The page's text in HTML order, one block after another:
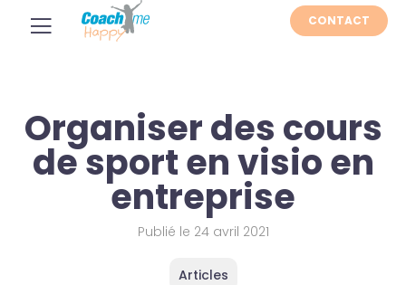
CONTACT
Organiser des cours
de sport en visio en
entreprise
Publié le 24 avril 2021
Articles